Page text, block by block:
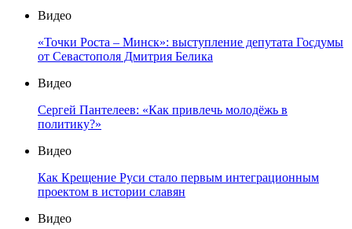
Видео
«Точки Роста – Минск»: выступление депутата Госдумы
от Севастополя Дмитрия Белика
Видео
Сергей Пантелеев: «Как привлечь молодёжь в
политику?»
Видео
Как Крещение Руси стало первым интеграционным
проектом в истории славян
Видео